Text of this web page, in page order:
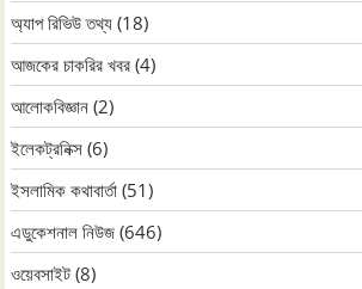
অ্যাপ রিভিউ তথ্য (18)
আজকের চাকরির খবর (4)
আলোকবিজ্ঞান (2)
ইলেকট্রনিক্স (6)
ইসলামিক কথাবার্তা (51)
এডুকেশনাল নিউজ (646)
ওয়েবসাইট (8)